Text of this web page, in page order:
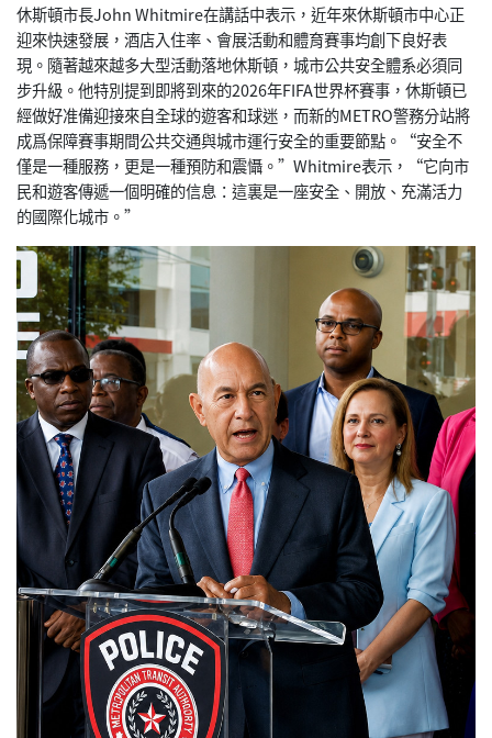
休斯頓市長John Whitmire在講話中表示，近年來休斯頓市中心正
迎來快速發展，酒店入住率、會展活動和體育賽事均創下良好表
現。隨著越來越多大型活動落地休斯頓，城市公共安全體系必須同
步升級。他特別提到即將到來的2026年FIFA世界杯賽事，休斯頓已
經做好准備迎接來自全球的遊客和球迷，而新的METRO警務分站將
成爲保障賽事期間公共交通與城市運行安全的重要節點。“安全不
僅是一種服務，更是一種預防和震懾。”Whitmire表示，“它向市
民和遊客傳遞一個明確的信息：這裏是一座安全、開放、充滿活力
的國際化城市。”